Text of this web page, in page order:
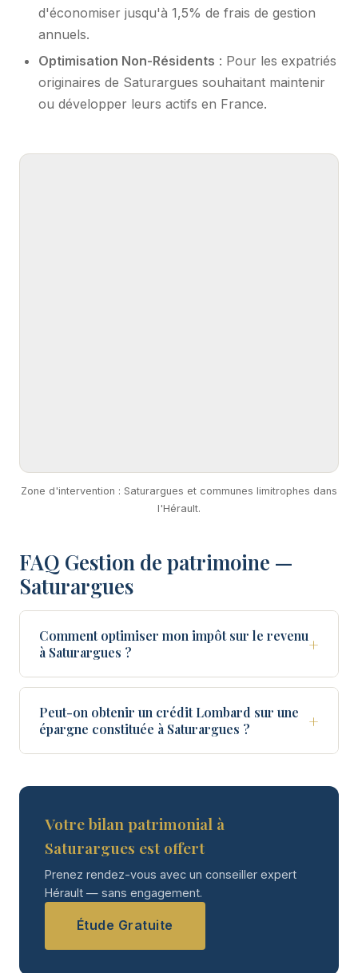
d'économiser jusqu'à 1,5% de frais de gestion
annuels.
Optimisation Non-Résidents : Pour les expatriés
originaires de Saturargues souhaitant maintenir
ou développer leurs actifs en France.
Zone d'intervention : Saturargues et communes limitrophes dans
l'Hérault.
FAQ Gestion de patrimoine —
Saturargues
Comment optimiser mon impôt sur le revenu
à Saturargues ?
+
Peut-on obtenir un crédit Lombard sur une
épargne constituée à Saturargues ?
+
Votre bilan patrimonial à
Saturargues est offert
Prenez rendez-vous avec un conseiller expert
Hérault — sans engagement.
Étude Gratuite